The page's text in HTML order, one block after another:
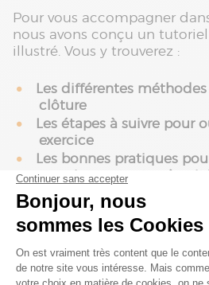
Pour vous accompagner
nous avons conçu un
illustré. Vous y trouverez :
Les différentes
clôture
Les étapes à suivre pour
exercice
Les bonnes pratiques
exercice en toute
Remplissez le formulaire ci-
accéder au tutoriel vidéo.